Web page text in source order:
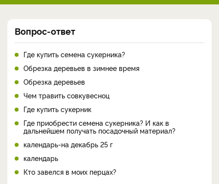
Вопрос-ответ
Где купить семена сукерника?
Обрезка деревьев в зимнее время
Обрезка деревьев
Чем травить совкувесноц
Где купить сукерник
Где приобрести семена сукерника? И как в
дальнейшем получать посадочный материал?
календарь-на декабрь 25 г
календарь
Кто завелся в моих перцах?